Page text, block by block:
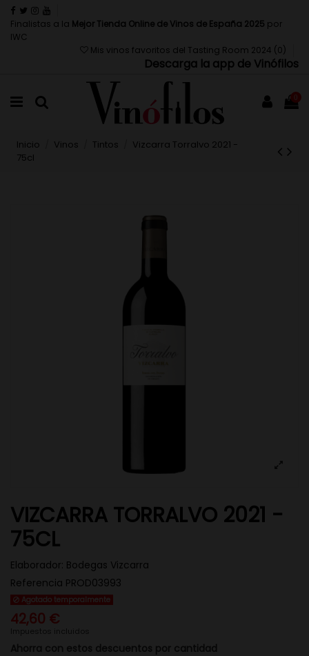
Finalistas a la Mejor Tienda Online de Vinos de España 2025 por
IWC
Mis vinos favoritos del Tasting Room 2024 (0 )
Descarga la app de Vinófilos
0
Inicio Vinos Tintos
Vizcarra Torralvo 2021 -
75cl
VIZCARRA TORRALVO 2021 -
75CL
Elaborador: Bodegas Vizcarra
Referencia PROD03993
Agotado temporalmente
42,60 €
Impuestos incluidos
Ahorra con estos descuentos por cantidad